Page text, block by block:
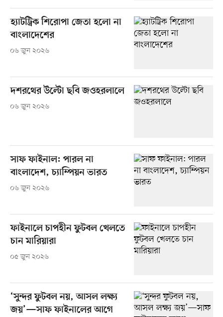
হ্যাটট্রিক শিরোপা জেতা হলো না
বাংলাদেশের
০৬ জুন ২০২৬
দশরথের উল্টো ছবি জওহরলালে
০৬ জুন ২০২৬
সাফ ফাইনাল: পারল না
বাংলাদেশ, চ্যাম্পিয়ন ভারত
০৬ জুন ২০২৬
ফাইনালে চাপহীন ফুটবল খেলতে
চান মারিয়ারা
০৫ জুন ২০২৬
‘সুন্দর ফুটবল নয়, আসল লক্ষ্য
জয়’—সাফ ফাইনালের আগে